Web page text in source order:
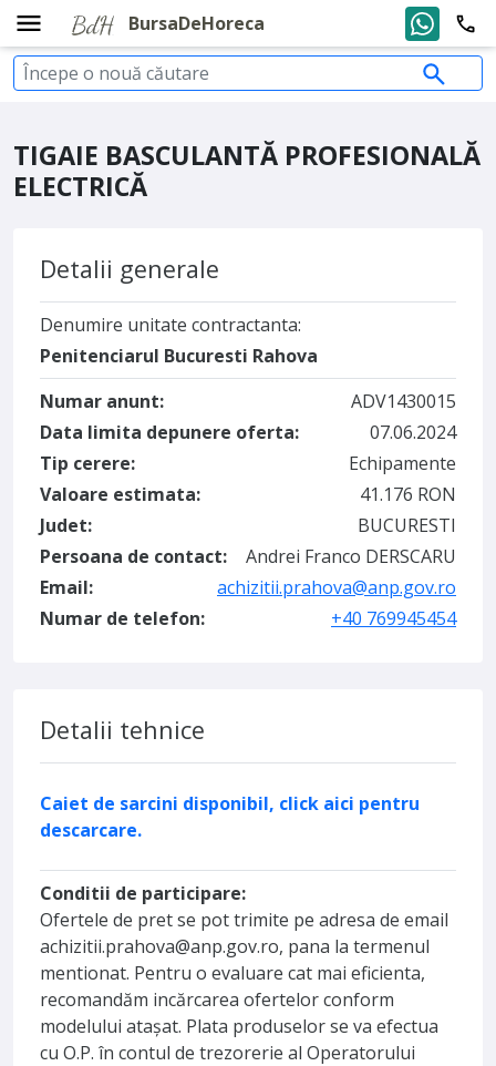
BursaDeHoreca
TIGAIE BASCULANTĂ PROFESIONALĂ
ELECTRICĂ
Detalii generale
Denumire unitate contractanta:
Penitenciarul Bucuresti Rahova
Numar anunt:
ADV1430015
Data limita depunere oferta:
07.06.2024
Tip cerere:
Echipamente
Valoare estimata:
41.176 RON
Judet:
BUCURESTI
Persoana de contact:
Andrei Franco DERSCARU
Email:
achizitii.prahova@anp.gov.ro
Numar de telefon:
+40 769945454
Detalii tehnice
Caiet de sarcini disponibil, click aici pentru
descarcare.
Conditii de participare:
Ofertele de pret se pot trimite pe adresa de email
achizitii.prahova@anp.gov.ro, pana la termenul
mentionat. Pentru o evaluare cat mai eficienta,
recomandăm incărcarea ofertelor conform
modelului atașat. Plata produselor se va efectua
cu O.P. în contul de trezorerie al Operatorului